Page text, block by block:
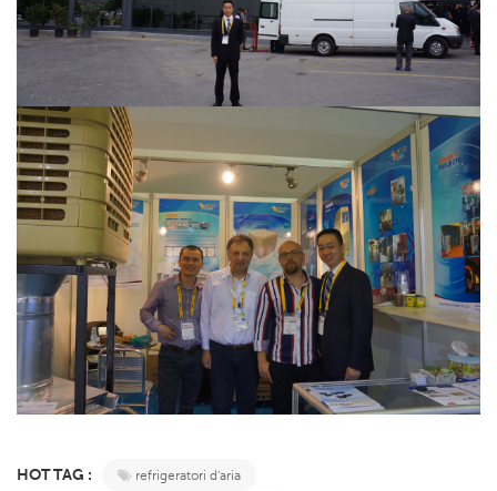
HOT TAG :
refrigeratori d'aria